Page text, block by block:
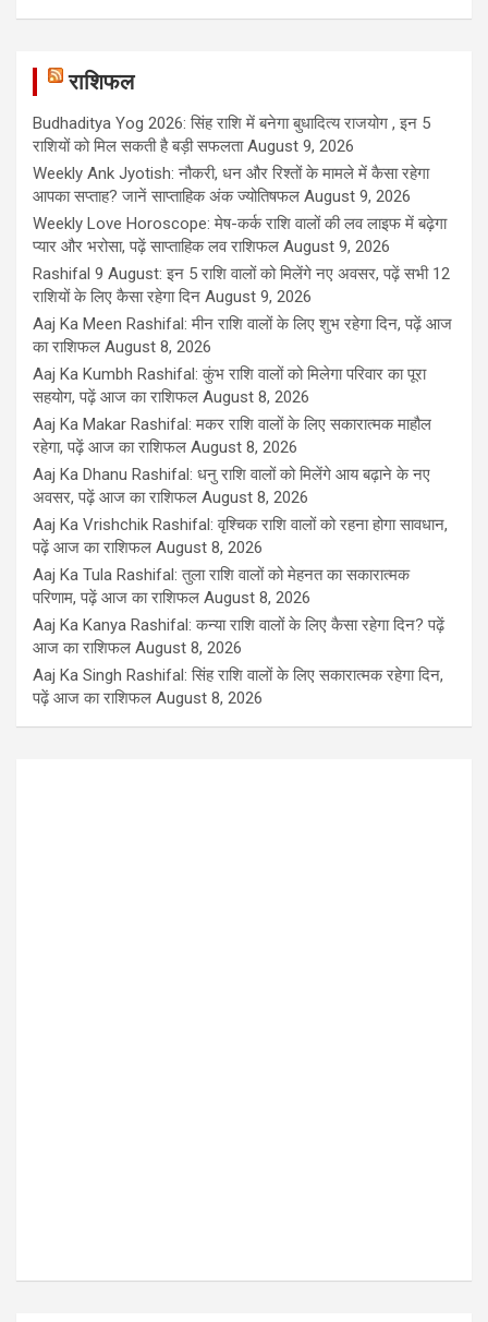
राशिफल
Budhaditya Yog 2026: सिंह राशि में बनेगा बुधादित्य राजयोग , इन 5
राशियों को मिल सकती है बड़ी सफलता August 9, 2026
Weekly Ank Jyotish: नौकरी, धन और रिश्तों के मामले में कैसा रहेगा
आपका सप्ताह? जानें साप्ताहिक अंक ज्योतिषफल August 9, 2026
Weekly Love Horoscope: मेष-कर्क राशि वालों की लव लाइफ में बढ़ेगा
प्यार और भरोसा, पढ़ें साप्ताहिक लव राशिफल August 9, 2026
Rashifal 9 August: इन 5 राशि वालों को मिलेंगे नए अवसर, पढ़ें सभी 12
राशियों के लिए कैसा रहेगा दिन August 9, 2026
Aaj Ka Meen Rashifal: मीन राशि वालों के लिए शुभ रहेगा दिन, पढ़ें आज
का राशिफल August 8, 2026
Aaj Ka Kumbh Rashifal: कुंभ राशि वालों को मिलेगा परिवार का पूरा
सहयोग, पढ़ें आज का राशिफल August 8, 2026
Aaj Ka Makar Rashifal: मकर राशि वालों के लिए सकारात्मक माहौल
रहेगा, पढ़ें आज का राशिफल August 8, 2026
Aaj Ka Dhanu Rashifal: धनु राशि वालों को मिलेंगे आय बढ़ाने के नए
अवसर, पढ़ें आज का राशिफल August 8, 2026
Aaj Ka Vrishchik Rashifal: वृश्चिक राशि वालों को रहना होगा सावधान,
पढ़ें आज का राशिफल August 8, 2026
Aaj Ka Tula Rashifal: तुला राशि वालों को मेहनत का सकारात्मक
परिणाम, पढ़ें आज का राशिफल August 8, 2026
Aaj Ka Kanya Rashifal: कन्या राशि वालों के लिए कैसा रहेगा दिन? पढ़ें
आज का राशिफल August 8, 2026
Aaj Ka Singh Rashifal: सिंह राशि वालों के लिए सकारात्मक रहेगा दिन,
पढ़ें आज का राशिफल August 8, 2026